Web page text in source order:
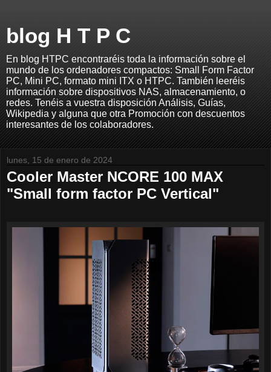
blog H T P C
En blog HTPC encontraréis toda la información sobre el
mundo de los ordenadores compactos: Small Form Factor
PC, Mini PC, formato mini ITX o HTPC. También leeréis
información sobre dispositivos NAS, almacenamiento, o
redes. Tenéis a vuestra disposición Análisis, Guías,
Wikipedia y alguna que otra Promoción con descuentos
interesantes de los colaboradores.
lunes, 15 de enero de 2024
Cooler Master NCORE 100 MAX
"Small form factor PC Vertical"